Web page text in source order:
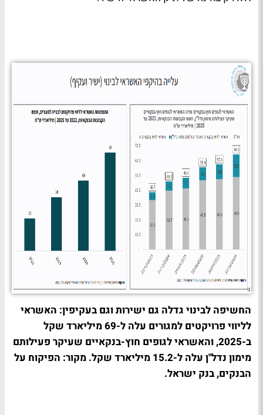
החשיפה לבינוי גדלה גם ישירות וגם בעקיפין: האשראי
לליווי פרויקטים למגורים עלה ל-69 מיליארד שקל
ב-2025, והאשראי לגופים חוץ-בנקאיים שעיקר פעילותם
מימון נדל"ן עלה ל-15.2 מיליארד שקל. מקור: הפיקוח על
הבנקים, בנק ישראל.